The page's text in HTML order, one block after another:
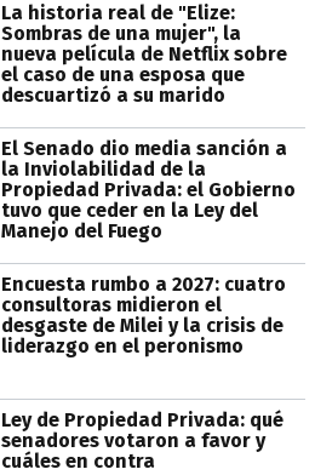
La historia real de "Elize:
Sombras de una mujer", la
nueva película de Netflix sobre
el caso de una esposa que
descuartizó a su marido
El Senado dio media sanción a
la Inviolabilidad de la
Propiedad Privada: el Gobierno
tuvo que ceder en la Ley del
Manejo del Fuego
Encuesta rumbo a 2027: cuatro
consultoras midieron el
desgaste de Milei y la crisis de
liderazgo en el peronismo
Ley de Propiedad Privada: qué
senadores votaron a favor y
cuáles en contra